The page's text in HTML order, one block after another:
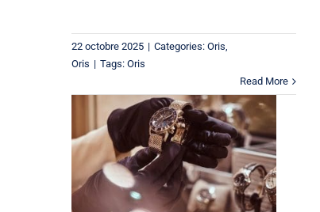
22 octobre 2025 | Categories:Oris,
Oris | Tags:Oris
Read More
Montres de luxe
d’occasion à Montréal et
Laval — Comment
acheter en toute
confiance
Watches